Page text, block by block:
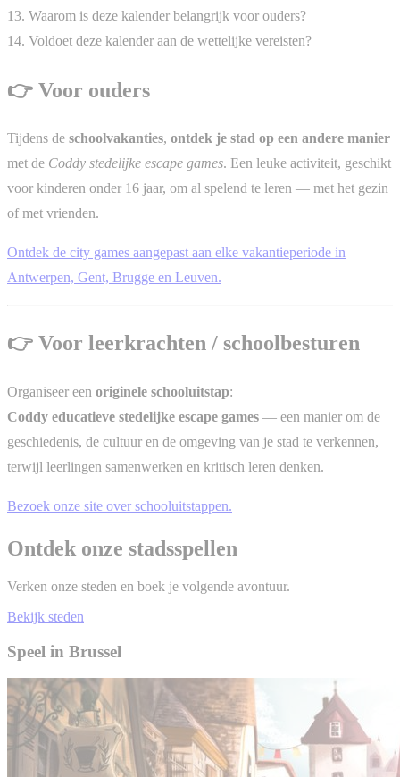
13. Waarom is deze kalender belangrijk voor ouders?
14. Voldoet deze kalender aan de wettelijke vereisten?
👉 Voor ouders
Tijdens de schoolvakanties, ontdek je stad op een andere manier
met de Coddy stedelijke escape games. Een leuke activiteit, geschikt
voor kinderen onder 16 jaar, om al spelend te leren — met het gezin
of met vrienden.
Ontdek de city games aangepast aan elke vakantieperiode in
Antwerpen, Gent, Brugge en Leuven.
👉 Voor leerkrachten / schoolbesturen
Organiseer een originele schooluitstap:
Coddy educatieve stedelijke escape games — een manier om de
geschiedenis, de cultuur en de omgeving van je stad te verkennen,
terwijl leerlingen samenwerken en kritisch leren denken.
Bezoek onze site over schooluitstappen.
Ontdek onze stadsspellen
Verken onze steden en boek je volgende avontuur.
Bekijk steden
Speel in Brussel